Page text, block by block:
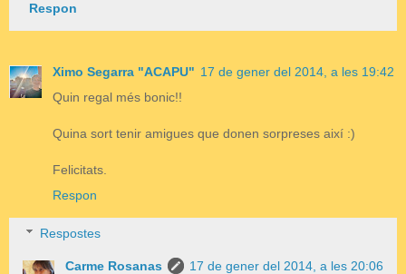
Respon
Ximo Segarra "ACAPU" 17 de gener del 2014, a les 19:42
Quin regal més bonic!!
Quina sort tenir amigues que donen sorpreses així :)
Felicitats.
Respon
Respostes
Carme Rosanas
17 de gener del 2014, a les 20:06